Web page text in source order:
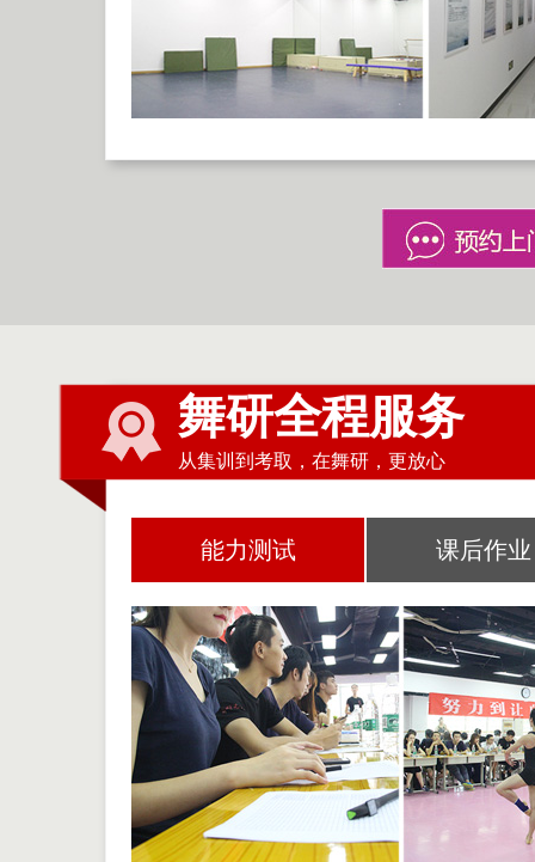
舞研全程服务
从集训到考取，在舞研，更放心
能力测试 课后作业